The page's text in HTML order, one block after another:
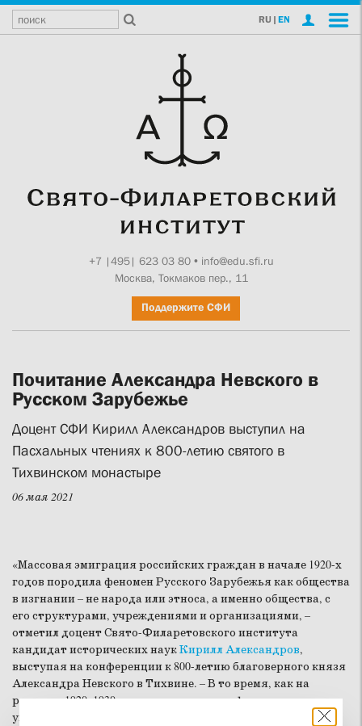
RU | EN
+7 |495| 623 03 80• info@edu.sfi.ru
Москва, Токмаков пер., 11
Поддержите СФИ
Почитание Александра Невского в
Русском Зарубежье
Доцент СФИ Кирилл Александров выступил на
Пасхальных чтениях к 800-летию святого в
Тихвинском монастыре
06 мая 2021
«Массовая эмиграция российских граждан в начале 1920-х
годов породила феномен Русского Зарубежья как общества
в изгнании – не народа или этноса, а именно общества, с
его структурами, учреждениями и организациями, –
отметил доцент Свято-Филаретовского института
кандидат исторических наукКирилл Александров,
выступая на конференции к 800-летию благоверного князя
Александра Невского в Тихвине. – В то время, как на
родине в 1920–1930-е годы происходило физическое
уничтожение церкви, русские люди в эмиграции, получив